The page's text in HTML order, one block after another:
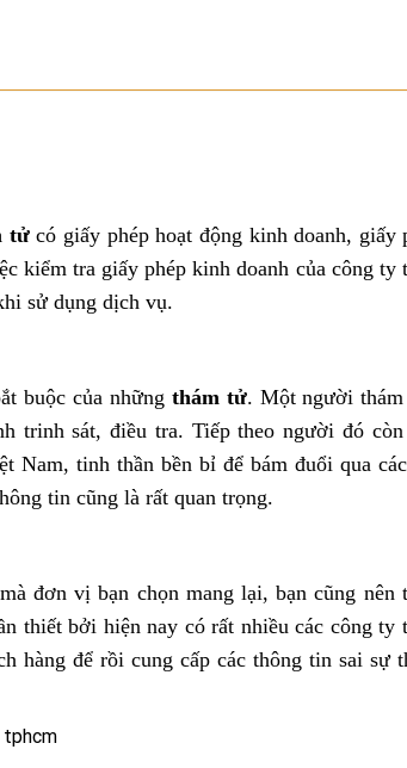
tửcó giấy phép hoạt động kinh doanh, giấy
kiểm tra giấy phép kinh doanh của công ty
sử dụng dịch vụ.
buộc của những thám tử. Một người
trinh sát, điều tra. Tiếp theo người đó
tinh thần bền bỉ để bám đuổi qua
tin cũng là rất quan trọng.
đơn vị bạn chọn mang lại, bạn cũng nên
thiết bởi hiện nay có rất nhiều các công ty
hàng để rồi cung cấp các thông tin sai sự